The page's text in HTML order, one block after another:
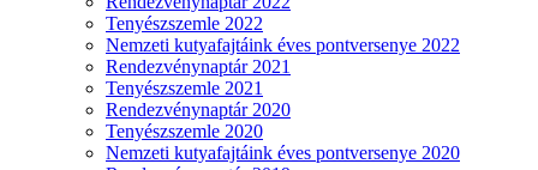
Tenyészszemle 2022
Nemzeti kutyafajtáink éves pontversenye 2022
Rendezvénynaptár 2021
Tenyészszemle 2021
Rendezvénynaptár 2020
Tenyészszemle 2020
Nemzeti kutyafajtáink éves pontversenye 2020